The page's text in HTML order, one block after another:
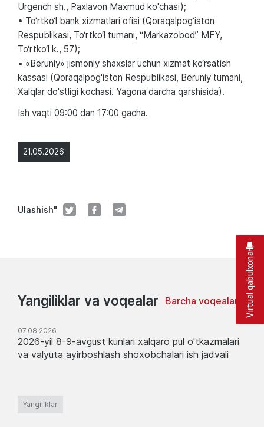
21.05.2026
Ulashish"
Urgench sh., Paxlavon Maxmud ko'chasi);
• To‘rtko‘l bank xizmatlari ofisi (Qoraqalpog‘iston
Respublikasi, To‘rtko‘l tumani, “Markazobod” MFY,
To‘rtko‘l k., 57);
• «Beruniy» jismoniy shaxslar uchun xizmat ko‘rsatish
kassasi (Qoraqalpog'iston Respublikasi, Beruniy tumani,
Xalqlar do'stligi kochasi. Yagona darcha qarshisida).
Ish vaqti 09:00 dan 17:00 gacha.
Yangiliklar va voqealar Barcha voqealar
07.08.2026
2026-yil 8-9-avgust kunlari xalqaro pul o'tkazmalari
va valyuta ayirboshlash shoxobchalari ish jadvali
Yangiliklar
Virtual qabulxona